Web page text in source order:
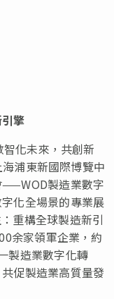
擎
化未來，共創新
浦東新國際博覽中
——WOD製造業數字
化全場景的專業展
重構全球製造新引
余家領軍企業，約
製造業數字化轉
促製造業高質量發